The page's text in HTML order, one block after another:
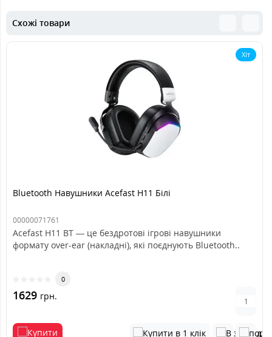
Схожі товари
Хіт
Bluetooth Навушники Acefast H11 Білі
00000071761
Acefast H11 BT — це бездротові ігрові навушники
формату over-ear (накладні), які поєднують Bluetooth..
0
1629 грн.